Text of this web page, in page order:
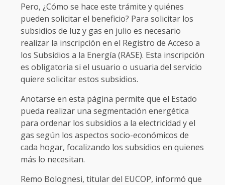
Pero, ¿Cómo se hace este trámite y quiénes
pueden solicitar el beneficio? Para solicitar los
subsidios de luz y gas en julio es necesario
realizar la inscripción en el Registro de Acceso a
los Subsidios a la Energía (RASE). Esta inscripción
es obligatoria si el usuario o usuaria del servicio
quiere solicitar estos subsidios.
Anotarse en esta página permite que el Estado
pueda realizar una segmentación energética
para ordenar los subsidios a la electricidad y el
gas según los aspectos socio-económicos de
cada hogar, focalizando los subsidios en quienes
más lo necesitan.
Remo Bolognesi, titular del EUCOP, informó que